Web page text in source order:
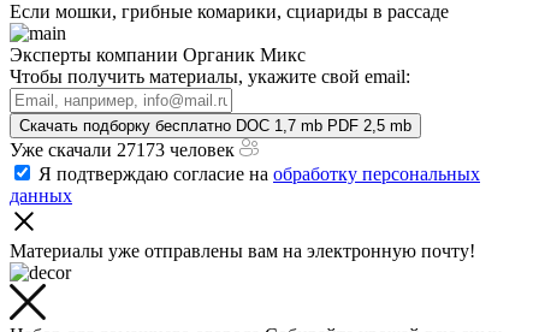
Если мошки, грибные комарики, сциариды в рассаде
Эксперты компании Органик Микс
Чтобы получить материалы, укажите свой email:
Скачать подборку бесплатно DOC 1,7 mb PDF 2,5 mb
Уже скачали 27173 человек
Я подтверждаю согласие на обработку персональных
данных
Материалы уже отправлены вам на электронную почту!